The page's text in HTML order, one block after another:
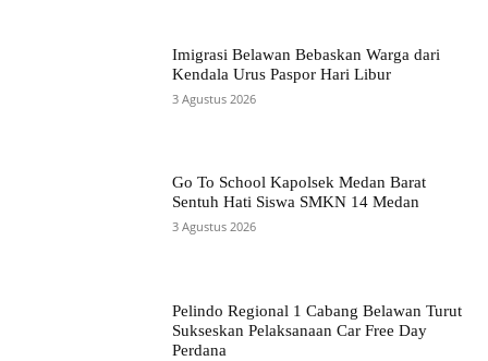
Imigrasi Belawan Bebaskan Warga dari
Kendala Urus Paspor Hari Libur
3 Agustus 2026
Go To School Kapolsek Medan Barat
Sentuh Hati Siswa SMKN 14 Medan
3 Agustus 2026
Pelindo Regional 1 Cabang Belawan Turut
Sukseskan Pelaksanaan Car Free Day
Perdana